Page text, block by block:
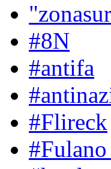
#8N
#antifa
#Flireck